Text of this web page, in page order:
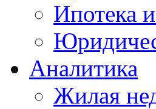
Ипотека
Аналитика
Жилая